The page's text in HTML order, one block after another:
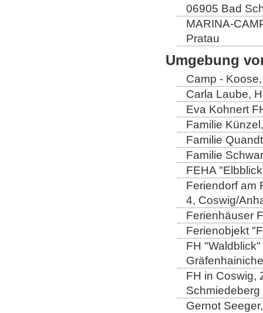
06905 Bad
MARINA-
Pratau
Umgebung
Camp -
Carla Laube,
Eva Kohnert
Familie
Familie
Familie
FEHA
Feriendorf am
4, Coswig/
Ferienhäuser
Ferienobjekt
FH
FH in Coswig,
Schmiedeberg
Gernot